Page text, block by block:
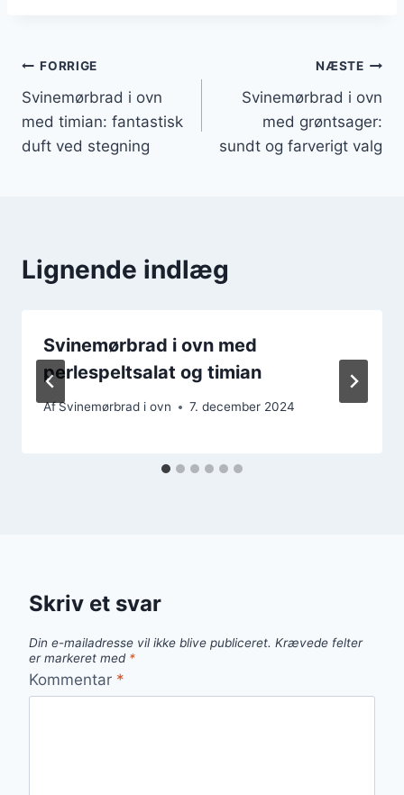
Indlægsnavigation
FORRIGE
Svinemørbrad i ovn
med timian: fantastisk
duft ved stegning
NÆSTE
Svinemørbrad i ovn
med grøntsager:
sundt og farverigt valg
Lignende indlæg
Svinemørbrad i ovn med
perlespeltsalat og timian
AfSvinemørbrad i ovn 7. december 2024
Skriv et svar
Din e-mailadresse vil ikke blive publiceret. Krævede felter
er markeret med *
Kommentar *